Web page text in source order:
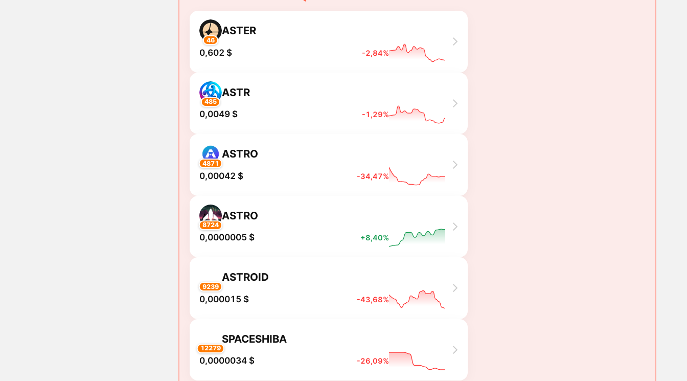
46
ASTER
0,602 $ -2,84%
485
ASTR
0,0049 $ -1,29%
4871
ASTRO
0,00042 $ -34,47%
8724
ASTRO
0,0000005 $ +8,40%
9239
ASTROID
0,000015 $ -43,68%
12279
SPACESHIBA
0,0000034 $ -26,09%